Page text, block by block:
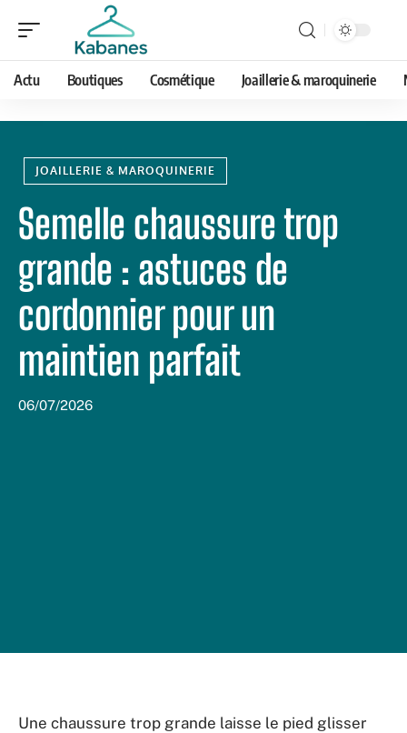
Actu Boutiques Cosmétique Joaillerie & maroquinerie
JOAILLERIE & MAROQUINERIE
Semelle chaussure trop
grande : astuces de
cordonnier pour un
maintien parfait
06/07/2026
Une chaussure trop grande laisse le pied glisser